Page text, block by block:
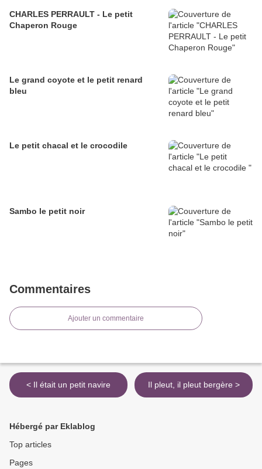
CHARLES PERRAULT - Le petit
Chaperon Rouge
Le grand coyote et le petit renard
bleu
Le petit chacal et le crocodile
Sambo le petit noir
Commentaires
Ajouter un commentaire
< Il était un petit navire Il pleut, il pleut bergère >
Hébergé par Eklablog
Top articles
Pages